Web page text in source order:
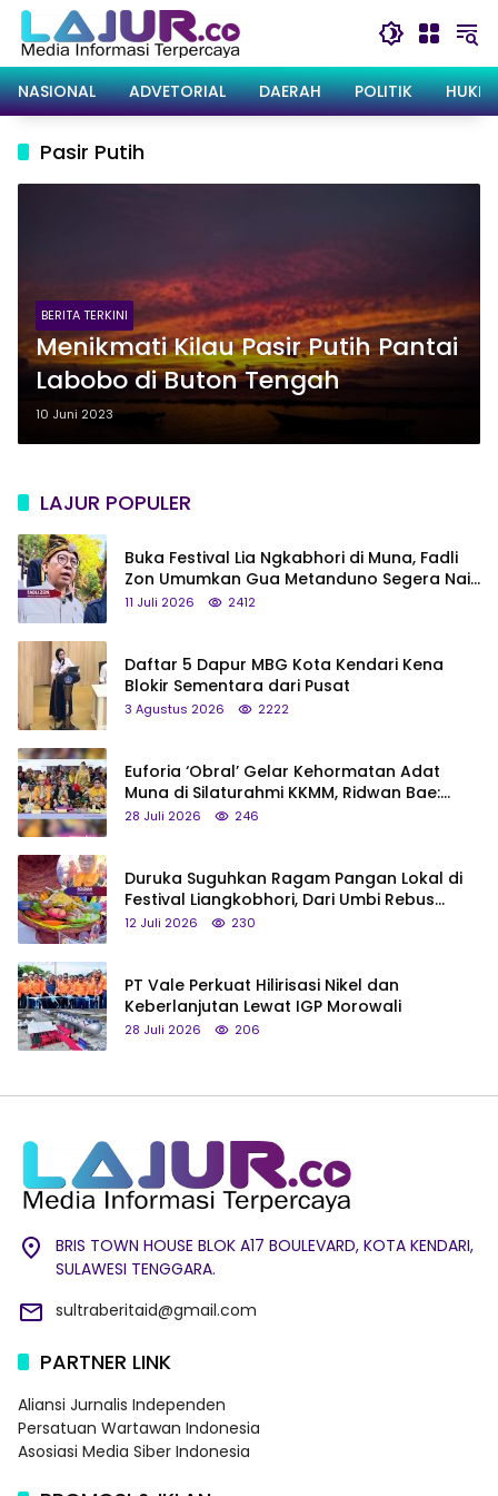
Langsung
konten
NASIONAL
ADVETORIAL DAERAH POLITIK
Pasir Putih
BERITA TERKINI
Menikmati Kilau Pasir Putih Pantai
Labobo di Buton Tengah
10 Juni 2023
LAJUR POPULER
Buka Festival Lia Ngkabhori di Muna, Fadli
Zon Umumkan Gua Metanduno Segera Naik
Status Jadi Cagar Budaya Nasional
11 Juli 2026 2412
Daftar 5 Dapur MBG Kota Kendari Kena
Blokir Sementara dari Pusat
3 Agustus 2026 2222
Euforia ‘Obral’ Gelar Kehormatan Adat
Muna di Silaturahmi KKMM, Ridwan Bae:
Saya Bukan Tipe Begitu, Belum Pantas!
28 Juli 2026 246
Duruka Suguhkan Ragam Pangan Lokal di
Festival Liangkobhori, Dari Umbi Rebus
hingga Tumpeng Beras Muna
12 Juli 2026 230
PT Vale Perkuat Hilirisasi Nikel dan
Keberlanjutan Lewat IGP Morowali
28 Juli 2026 206
BRIS TOWN HOUSE BLOK A17 BOULEVARD, KOTA KENDARI,
SULAWESI TENGGARA.
sultraberitaid@gmail.com
PARTNER LINK
Aliansi Jurnalis Independen
Persatuan Wartawan Indonesia
Asosiasi Media Siber Indonesia